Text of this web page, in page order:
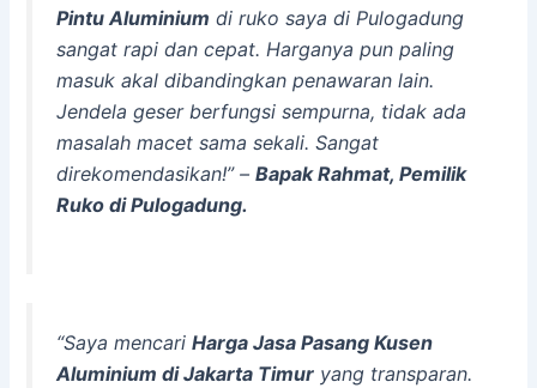
Pintu Aluminium di ruko saya di Pulogadung
sangat rapi dan cepat. Harganya pun paling
masuk akal dibandingkan penawaran lain.
Jendela geser berfungsi sempurna, tidak ada
masalah macet sama sekali. Sangat
direkomendasikan!”–Bapak Rahmat, Pemilik
Ruko di Pulogadung.
“Saya mencariHarga Jasa Pasang Kusen
Aluminium di Jakarta Timur yang transparan.